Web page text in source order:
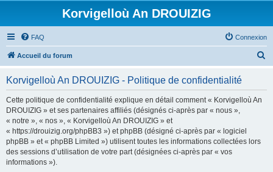
Korvigelloù An DROUIZIG
FAQ Connexion
Accueil du forum
Korvigelloù An DROUIZIG - Politique de confidentialité
Cette politique de confidentialité explique en détail comment « Korvigelloù An
DROUIZIG » et ses partenaires affiliés (désignés ci-après par « nous »,
« notre », « nos », « Korvigelloù An DROUIZIG » et
« https://drouizig.org/phpBB3 ») et phpBB (désigné ci-après par « logiciel
phpBB » et « phpBB Limited ») utilisent toutes les informations collectées lors
des sessions d’utilisation de votre part (désignées ci-après par « vos
informations »).